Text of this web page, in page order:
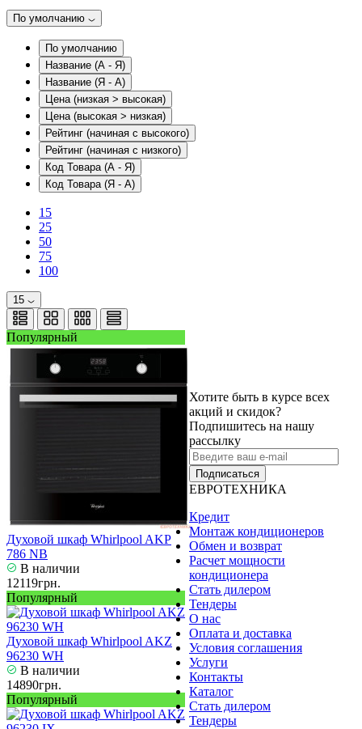
По умолчанию
По умолчанию
Название (А - Я)
Название (Я - А)
Цена (низкая > высокая)
Цена (высокая > низкая)
Рейтинг (начиная с высокого)
Рейтинг (начиная с низкого)
Код Товара (А - Я)
Код Товара (Я - А)
15
25
50
75
100
15
Популярный
Духовой шкаф Whirlpool AKP
786 NB
В наличии
12119грн.
Популярный
Духовой шкаф Whirlpool AKZ
96230 WH
В наличии
14890грн.
Популярный
Хотите быть в курсе всех
акций и скидок?
Подпишитесь на нашу
рассылку
Подписаться
ЕВРОТЕХНИКА
Кредит
Монтаж кондиционеров
Обмен и возврат
Расчет мощности
кондиционера
Стать дилером
Тендеры
О нас
Оплата и доставка
Условия соглашения
Услуги
Контакты
Каталог
Стать дилером
Тендеры